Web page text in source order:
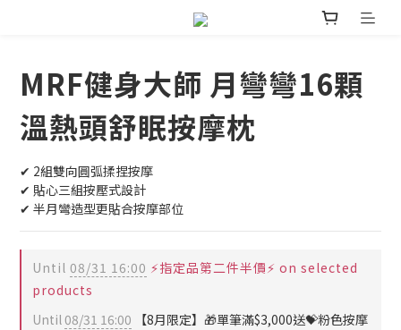
MRF健身大師 月彎彎16顆
溫熱頭舒眠按摩枕
✔︎ 2組雙向圓弧揉捏按摩
✔︎ 貼心三組按壓式設計
✔︎ 半月彎造型更貼合按摩部位
Until 08/31 16:00 ⚡指定品第二件半價⚡ on selected
products
Until08/31 16:00 【8月限定】🎁單筆滿$3,000送💝粉色按摩